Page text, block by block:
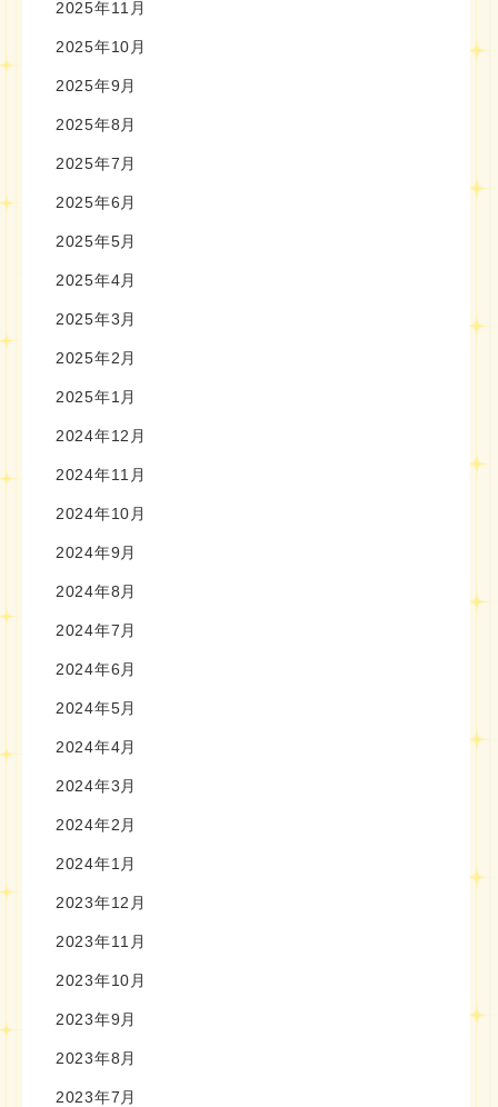
2025年11月
2025年10月
2025年9月
2025年8月
2025年7月
2025年6月
2025年5月
2025年4月
2025年3月
2025年2月
2025年1月
2024年12月
2024年11月
2024年10月
2024年9月
2024年8月
2024年7月
2024年6月
2024年5月
2024年4月
2024年3月
2024年2月
2024年1月
2023年12月
2023年11月
2023年10月
2023年9月
2023年8月
2023年7月